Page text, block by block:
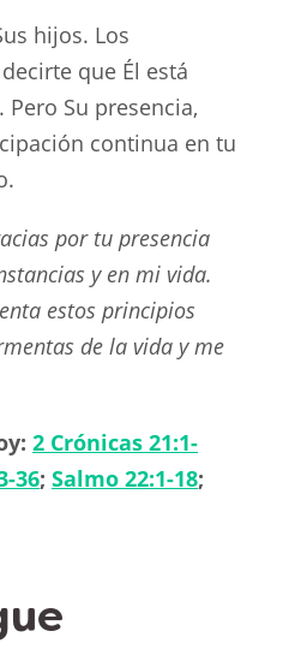
hijos. Los
que Él está
Su presencia,
continua en tu
por tu presencia
y en mi vida.
estos principios
de la vida y me
2 Crónicas 21:1-
36; Salmo 22:1-18;